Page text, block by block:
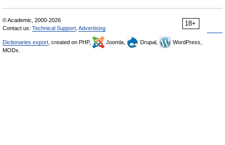
18+
© Academic, 2000-2026
Contact us: Technical Support Advertising
Dictionaries export , created on PHP, Joomla, Drupal,
WordPress,
MODx.